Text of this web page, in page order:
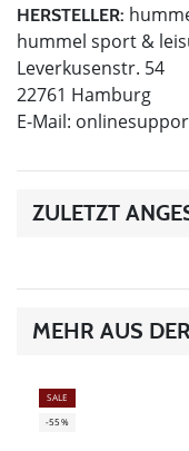
HERSTELLER:
hummel sport &
Leverkusenstr. 54
22761 Hamburg
E-Mail:
ZULETZT
MEHR AUS
SALE
-55%